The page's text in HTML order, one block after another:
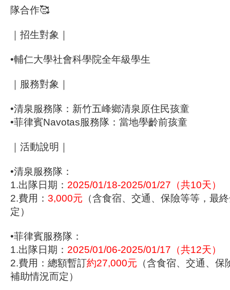
隊合作🥰
｜招生對象｜
•輔仁大學社會科學院全年級學生
｜服務對象｜
•清泉服務隊：新竹五峰鄉清泉原住民孩童
•菲律賓Navotas服務隊：當地學齡前孩童
｜活動說明｜
•清泉服務隊：
1.出隊日期： 2025/01/18-2025/01/27 （共10天）
2.費用： 3,000元 （含食宿、交通、保險等等，最
定）
•菲律賓服務隊：
1.出隊日期： 2025/01/06-2025/01/17（共12天）
2.費用：總額暫訂約27,000元 （含食宿、交通、
補助情況而定）